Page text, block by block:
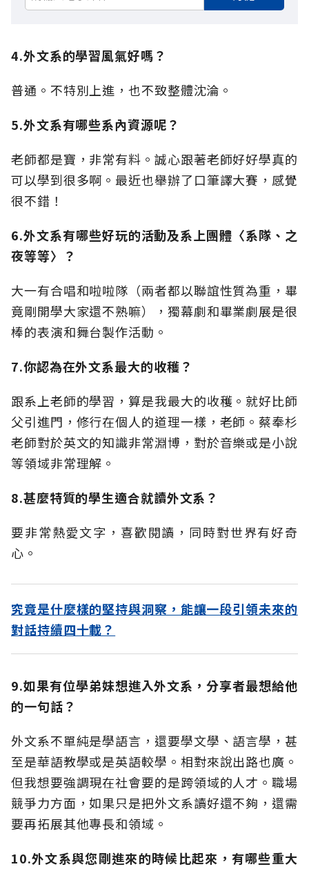
4.外文系的學習風氣好嗎？
普通。不特別上進，也不致整體沈淪。
5.外文系有哪些系內資源呢？
老師都是寶，非常有料。誠心跟著老師好好學真的
可以學到很多啊。最近也舉辦了口筆譯大賽，感覺
很不錯！
6.外文系有哪些好玩的活動及系上團體〈系隊、之
夜等等〉？
大一有合唱和啦啦隊（兩者都以聯誼性質為重，畢
竟剛開學大家還不熟嘛），獨幕劇和畢業劇展是很
棒的表演和舞台製作活動。
7.你認為在外文系最大的收穫？
跟系上老師的學習，算是我最大的收穫。就好比師
父引進門，修行在個人的道理一樣，老師。蔡奉杉
老師對於英文的知識非常淵博，對於音樂或是小說
等領域非常理解。
8.甚麼特質的學生適合就讀外文系？
要非常熱愛文字，喜歡閱讀，同時對世界有好奇
心。
究竟是什麼樣的堅持與洞察，能讓一段引領未來的
對話持續四十載？
9.如果有位學弟妹想進入外文系，分享者最想給他
的一句話？
外文系不單純是學語言，還要學文學、語言學，甚
至是華語教學或是英語較學。相對來說出路也廣。
但我想要強調現在社會要的是跨領域的人才。職場
競爭力方面，如果只是把外文系讀好還不夠，還需
要再拓展其他專長和領域。
10.外文系與您剛進來的時候比起來，有哪些重大